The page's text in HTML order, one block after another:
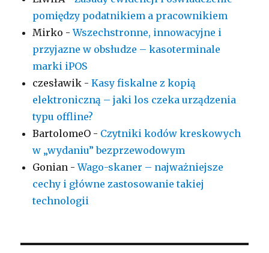
pomiędzy podatnikiem a pracownikiem
Mirko -Wszechstronne, innowacyjne i
przyjazne w obsłudze – kasoterminale
marki iPOS
czesławik -Kasy fiskalne z kopią
elektroniczną – jaki los czeka urządzenia
typu offline?
BartolomeO - Czytniki kodów kreskowych
w „wydaniu” bezprzewodowym
Gonian -Wago-skaner – najważniejsze
cechy i główne zastosowanie takiej
technologii